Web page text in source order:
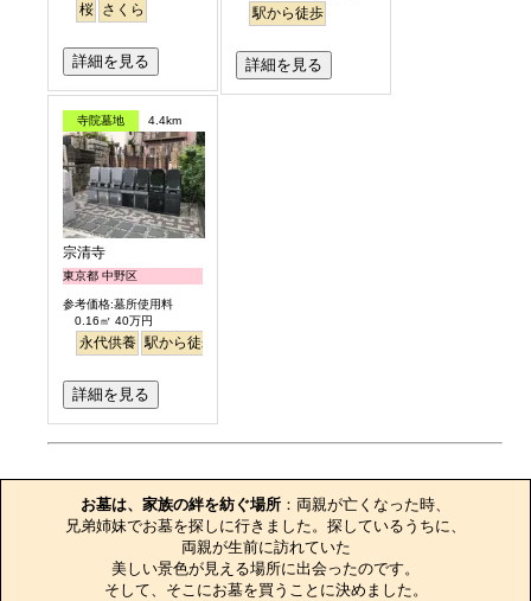
桜 さくら
詳細を見る
駅から徒歩
詳細を見る
寺院墓地 4.4km
宗清寺
東京都 中野区
参考価格:墓所使用料
0.16㎡ 40万円
永代供養 駅から徒歩
詳細を見る
お墓は、家族の絆を紡ぐ場所 ：両親が亡くなった時、
兄弟姉妹でお墓を探しに行きました。探しているうちに、
両親が生前に訪れていた
美しい景色が見える場所に出会ったのです。
そして、そこにお墓を買うことに決めました。